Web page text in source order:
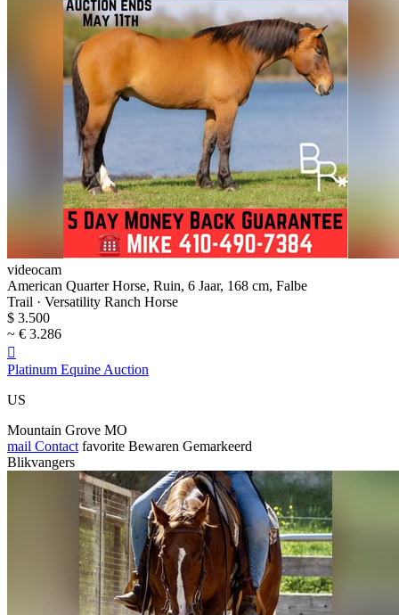
videocam
American Quarter Horse, Ruin, 6 Jaar, 168 cm, Falbe
Trail · Versatility Ranch Horse
$ 3.500
~ € 3.286

Platinum Equine Auction
US
Mountain Grove MO
mail Contact favorite Bewaren Gemarkeerd
Blikvangers